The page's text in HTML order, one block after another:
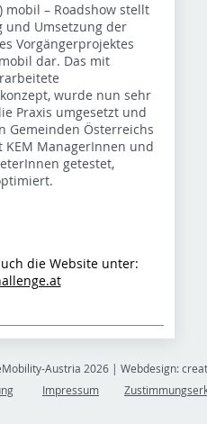
mobil – Roadshow stellt
und Umsetzung der
Vorgängerprojektes
dar. Das mit
wurde nun sehr
Praxis umgesetzt und
Gemeinden Österreichs
KEM ManagerInnen und
getestet,
die Website unter:
Austria 2026 | Webdesign:
Impressum